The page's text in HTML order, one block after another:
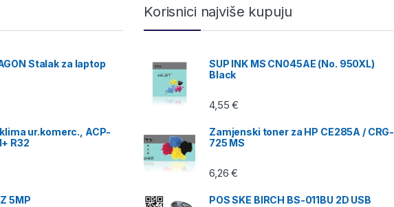
Stalak za laptop
ur.komerc., ACP-
R32
5MP
Korisnici najviše kupuju
SUP INK MS CN045AE (No. 950XL)
Black
4,55€
Zamjenski toner za HP CE285A / CRG-
725 MS
6,26€
POS SKE BIRCH BS-011BU 2D USB